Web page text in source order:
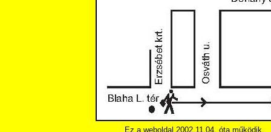
Ez a weboldal 2002.11.04. óta működik.